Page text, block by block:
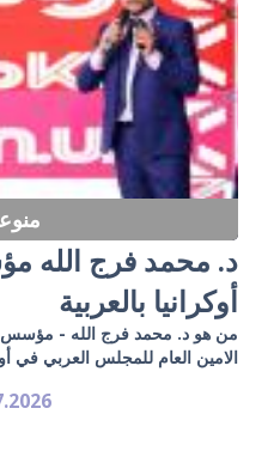
د. محمد فرج الله
أوكرانيا بالعربية
من هو د. محمد فرج الله - مؤسس
الامين العام للمجلس العربي في